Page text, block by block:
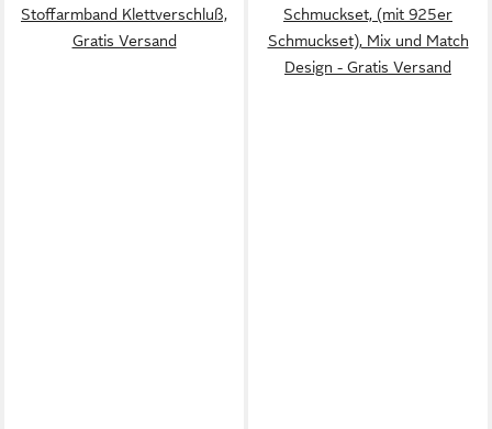
Stoffarmband Klettverschluß,
Gratis Versand
Schmuckset, (mit 925er
Schmuckset), Mix und Match
Design - Gratis Versand